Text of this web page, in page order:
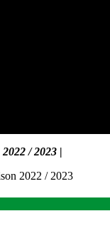
2022 / 2023 |
2022 / 2023